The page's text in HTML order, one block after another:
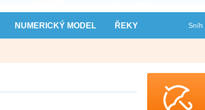
NUMERICKÝ MODEL ŘEKY Sníh